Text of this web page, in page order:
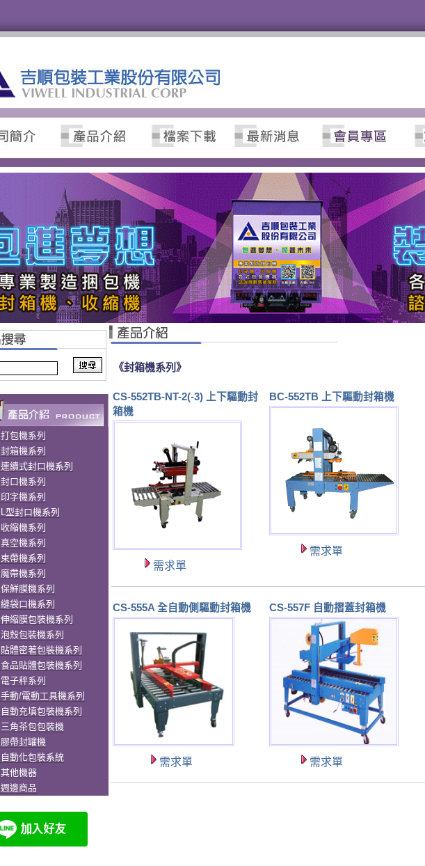
打包機系列
封箱機系列
連續式封口機系列
封口機系列
印字機系列
L型封口機系列
收縮機系列
真空機系列
束帶機系列
魔帶機系列
保鮮膜機系列
縫袋口機系列
伸縮膜包裝機系列
泡殼包裝機系列
貼體密著包裝機系列
食品貼體包裝機系列
電子秤系列
手動/電動工具機系列
自動充填包裝機系列
三角茶包包裝機
膠帶封罐機
自動化包裝系統
其他機器
週邊商品
《封箱機系列》
CS-552TB-NT-2(-3) 上下驅動封
箱機
需求單
BC-552TB 上下驅動封箱機
需求單
CS-555A 全自動側驅動封箱機
需求單
CS-557F 自動摺蓋封箱機
需求單